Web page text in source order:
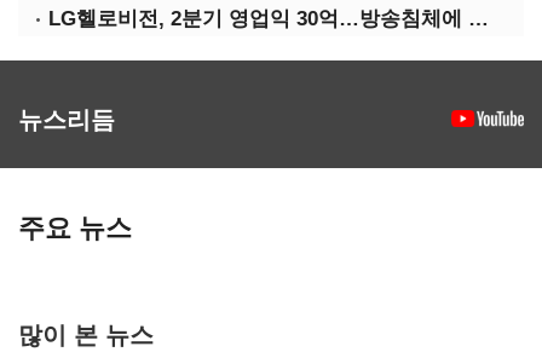
LG헬로비전, 2분기 영업익 30억…방송침체에 교육용 단말 시장도 축소
뉴스리듬
주요 뉴스
많이 본 뉴스